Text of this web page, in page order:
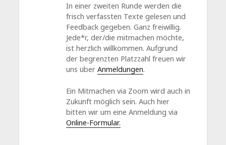
In einer zweiten Runde werden die
frisch verfassten Texte gelesen und
Feedback gegeben. Ganz freiwillig.
Jede*r, der/die mitmachen möchte,
ist herzlich willkommen. Aufgrund
der begrenzten Platzzahl freuen wir
uns überAnmeldungen.
Ein Mitmachen via Zoom wird auch in
Zukunft möglich sein. Auch hier
bitten wir um eine Anmeldung via
Online-Formular.